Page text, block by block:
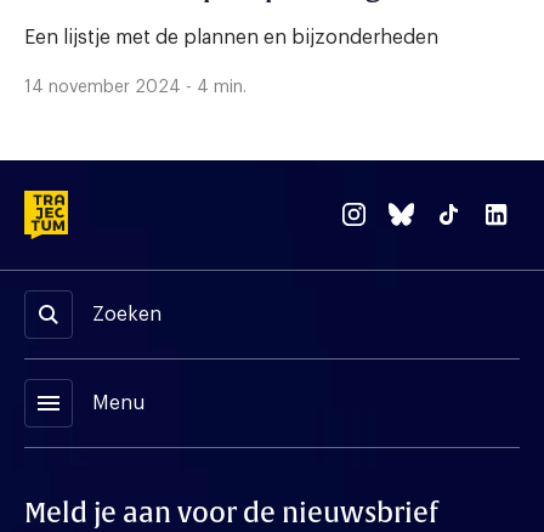
Een lijstje met de plannen en bijzonderheden
14 november 2024 - 4 min.
Zoeken
menu Menu
Meld je aan voor de nieuwsbrief